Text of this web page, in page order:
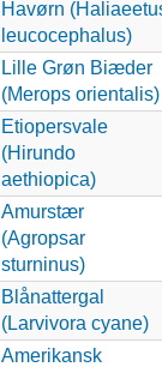
Havørn
leucocephalus)
Lille Grøn Biæder
(Merops orientalis)
Etiopersvale
(Hirundo
aethiopica)
Amurstær
(Agropsar
sturninus)
Blånattergal
(Larvivora cyane)
Amerikansk